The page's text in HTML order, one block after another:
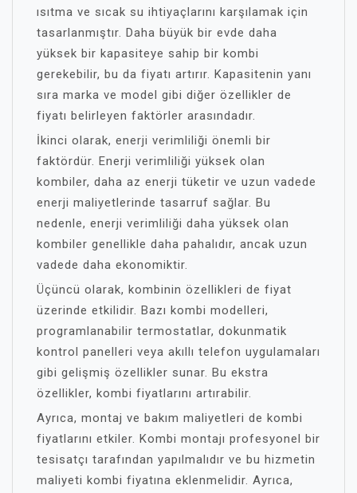
ısıtma ve sıcak su ihtiyaçlarını karşılamak için
tasarlanmıştır. Daha büyük bir evde daha
yüksek bir kapasiteye sahip bir kombi
gerekebilir, bu da fiyatı artırır. Kapasitenin yanı
sıra marka ve model gibi diğer özellikler de
fiyatı belirleyen faktörler arasındadır.
İkinci olarak, enerji verimliliği önemli bir
faktördür. Enerji verimliliği yüksek olan
kombiler, daha az enerji tüketir ve uzun vadede
enerji maliyetlerinde tasarruf sağlar. Bu
nedenle, enerji verimliliği daha yüksek olan
kombiler genellikle daha pahalıdır, ancak uzun
vadede daha ekonomiktir.
Üçüncü olarak, kombinin özellikleri de fiyat
üzerinde etkilidir. Bazı kombi modelleri,
programlanabilir termostatlar, dokunmatik
kontrol panelleri veya akıllı telefon uygulamaları
gibi gelişmiş özellikler sunar. Bu ekstra
özellikler, kombi fiyatlarını artırabilir.
Ayrıca, montaj ve bakım maliyetleri de kombi
fiyatlarını etkiler. Kombi montajı profesyonel bir
tesisatçı tarafından yapılmalıdır ve bu hizmetin
maliyeti kombi fiyatına eklenmelidir. Ayrıca,